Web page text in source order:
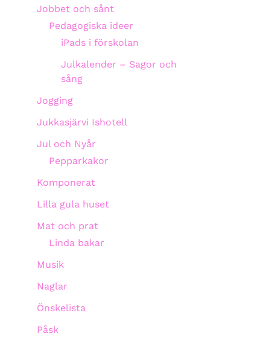
Jobbet och sånt
Pedagogiska ideer
iPads i förskolan
Julkalender – Sagor och
sång
Jogging
Jukkasjärvi Ishotell
Jul och Nyår
Pepparkakor
Komponerat
Lilla gula huset
Mat och prat
Linda bakar
Musik
Naglar
Önskelista
Påsk